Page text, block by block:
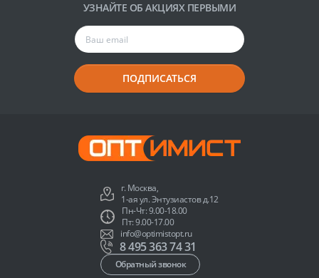
УЗНАЙТЕ ОБ АКЦИЯХ ПЕРВЫМИ
ПОДПИСАТЬСЯ
г. Москва,
1-ая ул. Энтузиастов д.12
Пн-Чт: 9.00-18.00
Пт: 9.00-17.00
info@optimistopt.ru
8 495 363 74 31
Обратный звонок